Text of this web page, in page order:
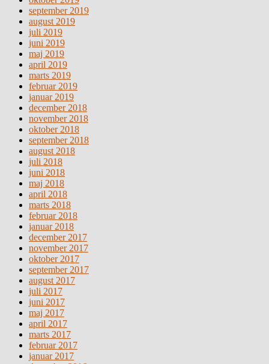
september 2019
august 2019
juli 2019
juni 2019
maj 2019
april 2019
marts 2019
februar 2019
januar 2019
december 2018
november 2018
oktober 2018
september 2018
august 2018
juli 2018
juni 2018
maj 2018
april 2018
marts 2018
februar 2018
januar 2018
december 2017
november 2017
oktober 2017
september 2017
august 2017
juli 2017
juni 2017
maj 2017
april 2017
marts 2017
februar 2017
januar 2017